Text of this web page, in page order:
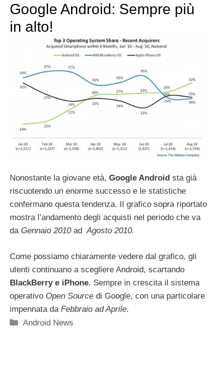
Google Android: Sempre più
in alto!
Nonostante la giovane età, Google Android sta già
riscuotendo un enorme successo e le statistiche
confermano questa tendenza. Il grafico sopra riportato
mostra l’andamento degli acquisti nel periodo che va
da Gennaio 2010 ad Agosto 2010.
Come possiamo chiaramente vedere dal grafico, gli
utenti continuano a scegliere Android, scartando
BlackBerry e iPhone. Sempre in crescita il sistema
operativo Open Source di Google, con una particolare
impennata da Febbraio ad Aprile.
Categorie
Android News